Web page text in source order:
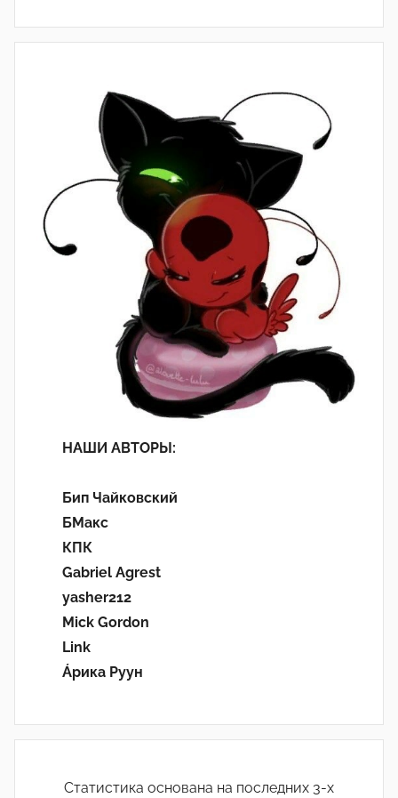
НАШИ АВТОРЫ:
Бип Чайковский
БМакс
КПК
Gabriel Agrest
yasher212
Mick Gordon
Link
Áрика Руун
Статистика основана на последних 3-х